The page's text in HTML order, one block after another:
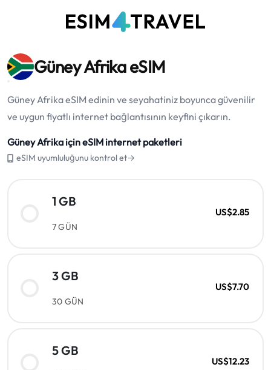
Güney Afrika eSIM
Güney Afrika eSIM edinin ve seyahatiniz boyunca güvenilir
ve uygun fiyatlı internet bağlantısının keyfini çıkarın.
Güney Afrika için eSIM internet paketleri
eSIM uyumluluğunu kontrol et→
1 GB
7 GÜN
US$2.85
3 GB
30 GÜN
US$7.70
5 GB
US$12.23